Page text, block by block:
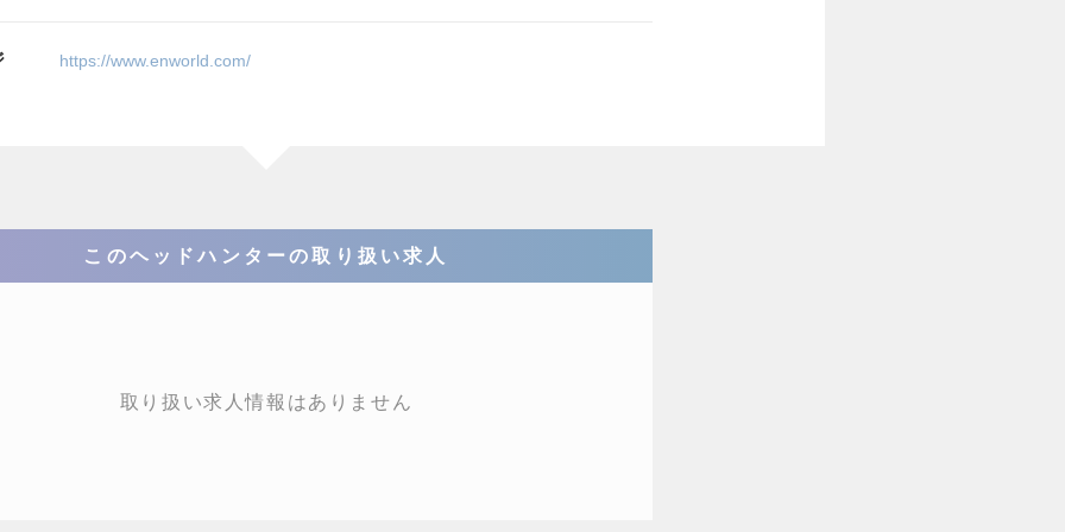
https://www.enworld.com/
このヘッドハンターの取り扱い求人
取り扱い求人情報はありません